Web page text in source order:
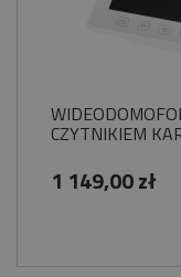
CZYTNIKIEM
1 149,00 zł